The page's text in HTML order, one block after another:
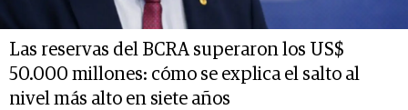
Las reservas del BCRA superaron los US$
50.000 millones: cómo se explica el salto al
nivel más alto en siete años